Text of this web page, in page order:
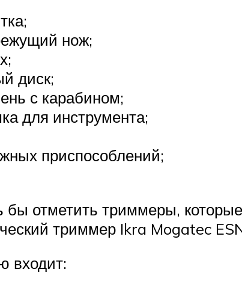
нож;
диск;
с карабином;
для инструмента;
приспособлений;
бы отметить триммеры,
триммер Ikra Mogatec
входит: